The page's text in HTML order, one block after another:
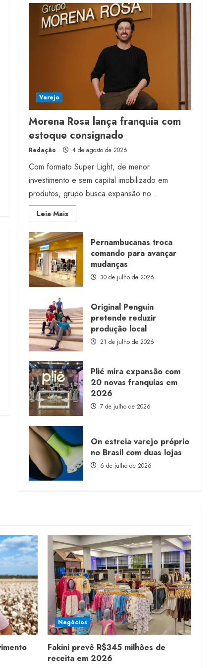
milhões de receita em
2026
4 de agosto de 2026
Projeto testa passaporte
digital na moda nacional
4 de agosto de 2026
Varejo
Morena Rosa lança franquia com
estoque consignado
Redação 4 de agosto de 2026
Com formato Super Light, de menor
investimento e sem capital imobilizado em
produtos, grupo busca expansão no...
Leia MaisRead
more
Morena
Rosa
lança
franquia
com
estoque
consignado
Pernambucanas troca
comando para avançar
mudanças
30 de julho de 2026
Original Penguin
pretende reduzir
produção local
21 de julho de 2026
Plié mira expansão com
20 novas franquias em
2026
7 de julho de 2026
On estreia varejo próprio
no Brasil com duas lojas
6 de julho de 2026
Negócios
Fakini prevê R$345 milhões de
receita em 2026